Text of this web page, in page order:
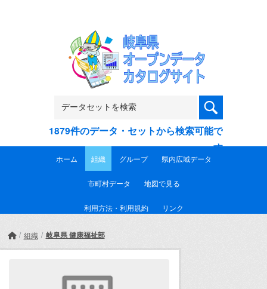
1879件のデータ・セットから検索可能で
す
ホーム 組織 グループ 県内広域データ
市町村データ 地図で見る
利用方法・利用規約 リンク
組織 岐阜県 健康福祉部